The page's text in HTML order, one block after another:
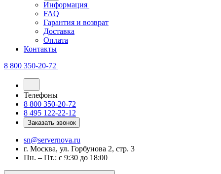
Информация
FAQ
Гарантия и возврат
Доставка
Оплата
Контакты
8 800 350-20-72
Телефоны
8 800 350-20-72
8 495 122-22-12
Заказать звонок
sn@servernova.ru
г. Москва, ул. Горбунова 2, стр. 3
Пн. – Пт.: с 9:30 до 18:00